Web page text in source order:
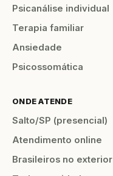
Psicanálise individual
Terapia familiar
Ansiedade
Psicossomática
ONDE ATENDE
Salto/SP (presencial)
Atendimento online
Brasileiros no exterior